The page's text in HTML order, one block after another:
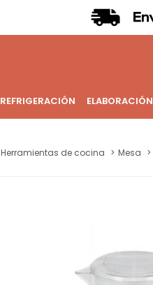
REFRIGERACIÓN ELABORACIÓN
Herramientas de cocina Mesa